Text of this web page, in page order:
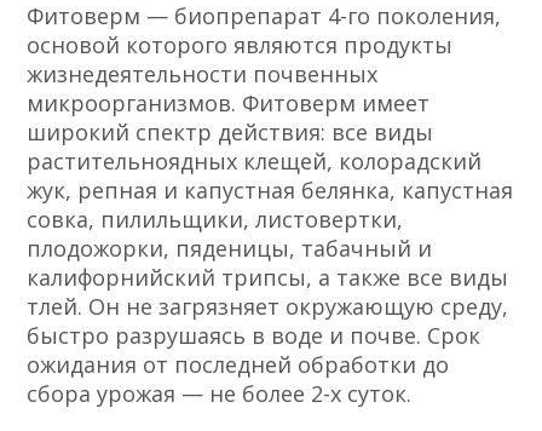
Фитоверм — биопрепарат 4-го поколения,
основой которого являются продукты
жизнедеятельности почвенных
микроорганизмов. Фитоверм имеет
широкий спектр действия: все виды
растительноядных клещей, колорадский
жук, репная и капустная белянка, капустная
совка, пилильщики, листовертки,
плодожорки, пяденицы, табачный и
калифорнийский трипсы, а также все виды
тлей. Он не загрязняет окружающую среду,
быстро разрушаясь в воде и почве. Срок
ожидания от последней обработки до
сбора урожая — не более 2-х суток.